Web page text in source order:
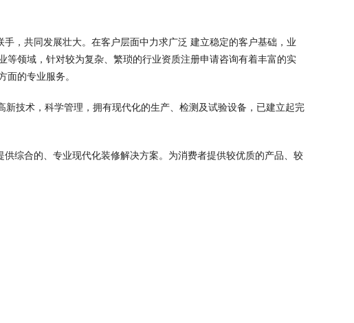
，共同发展壮大。在客户层面中力求广泛 建立稳定的客户基础，业
领域，针对较为复杂、繁琐的行业资质注册申请咨询有着丰富的实
面的专业服务。
技术，科学管理，拥有现代化的生产、检测及试验设备，已建立起完
综合的、专业现代化装修解决方案。为消费者提供较优质的产品、较